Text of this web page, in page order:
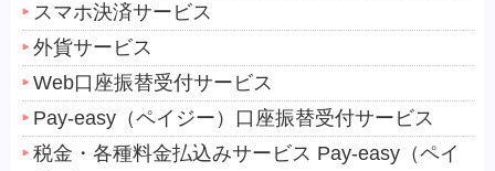
スマホ決済サービス
外貨サービス
Web口座振替受付サービス
Pay-easy（ペイジー）口座振替受付サービス
税金・各種料金払込みサービス Pay-easy（ペイ